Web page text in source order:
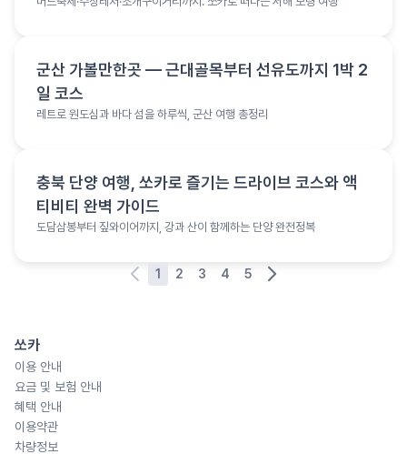
여행 정보
군산 가볼만한곳 — 근대골목부터 선유도까지 1박 2
일 코스
레트로 원도심과 바다 섬을 하루씩, 군산 여행 총정리
여행 정보
충북 단양 여행, 쏘카로 즐기는 드라이브 코스와 액
티비티 완벽 가이드
도담삼봉부터 짚와이어까지, 강과 산이 함께하는 단양 완전정복
1 2 3 4 5
쏘카
이용 안내
요금 및 보험 안내
혜택 안내
이용약관
차량정보